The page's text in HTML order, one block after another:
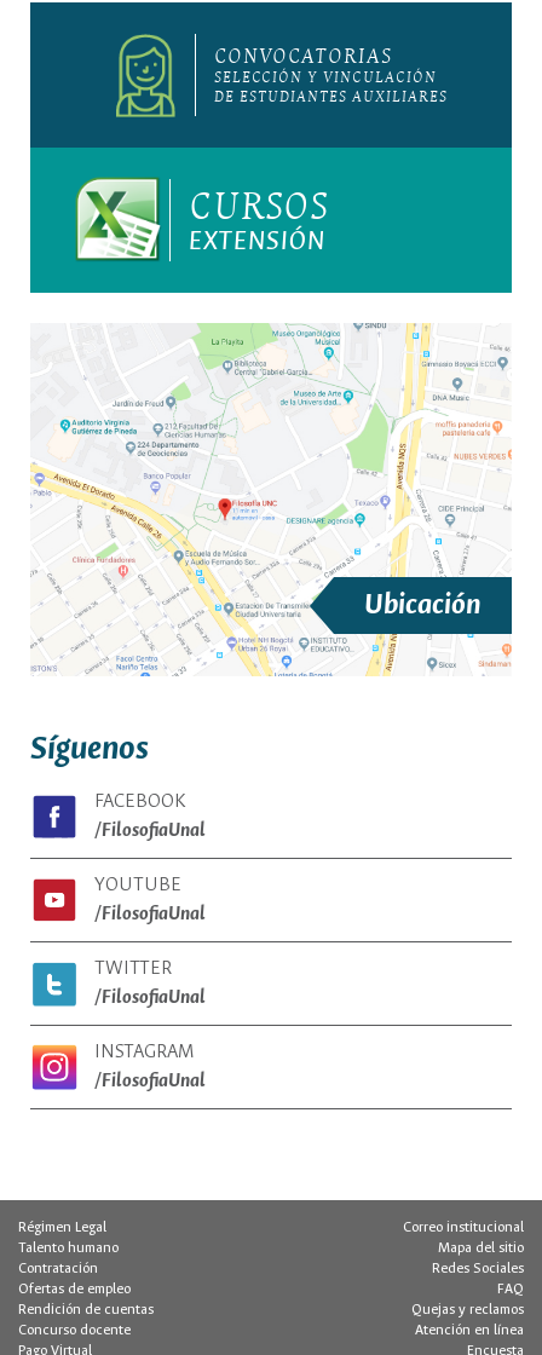
CONVOCATORIAS
SELECCIÓN Y VINCULACIÓN
DE ESTUDIANTES AUXILIARES
CURSOS
EXTENSIÓN
Ubicación
Síguenos
FACEBOOK
/FilosofiaUnal
YOUTUBE
/FilosofiaUnal
TWITTER
/FilosofiaUnal
INSTAGRAM
/FilosofiaUnal
Régimen Legal
Talento humano
Contratación
Ofertas de empleo
Rendición de cuentas
Concurso docente
Pago Virtual
Correo institucional
Mapa del sitio
Redes Sociales
FAQ
Quejas y reclamos
Atención en línea
Encuesta